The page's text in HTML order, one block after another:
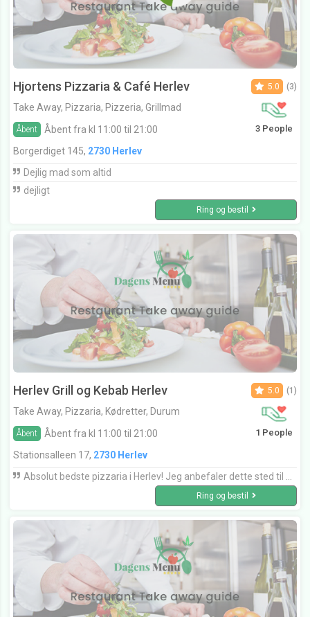
Hjortens Pizzaria & Café Herlev
Take Away, Pizzaria, Pizzeria, Grillmad
Åbent Åbent fra kl 11:00 til 21:00
5.0 (3)
3 People
Borgerdiget 145, 2730 Herlev
Dejlig mad som altid
dejligt
Ring og bestil
Herlev Grill og Kebab Herlev
Take Away, Pizzaria, Kødretter, Durum
Åbent Åbent fra kl 11:00 til 21:00
5.0 (1)
1 People
Stationsalleen 17, 2730 Herlev
Absolut bedste pizzaria i Herlev! Jeg anbefaler dette sted til alle jeg kender! Fanatisk service, bliver mødt med et smil hver gang jeg kommer og maden smager fantastisk!
Ring og bestil